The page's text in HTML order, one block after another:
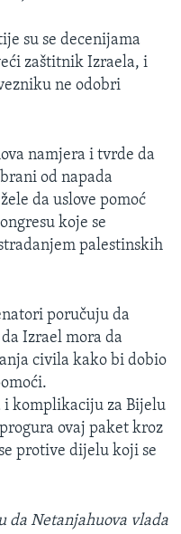
su se decenijama
zaštitnik Izraela, i
ne odobri
namjera i tvrde da
od napada
da uslove pomoć
koje se
palestinskih
poručuju da
Izrael mora da
civila kako bi dobio
i komplikaciju za Bijelu
ovaj paket kroz
protive dijelu koji se
da Netanjahuova vlada